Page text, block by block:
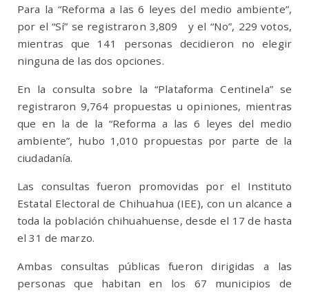
Para la “Reforma a las 6 leyes del medio ambiente”,
por el “Sí” se registraron 3,809 y el “No”, 229 votos,
mientras que 141 personas decidieron no elegir
ninguna de las dos opciones.
En la consulta sobre la “Plataforma Centinela” se
registraron 9,764 propuestas u opiniones, mientras
que en la de la “Reforma a las 6 leyes del medio
ambiente”, hubo 1,010 propuestas por parte de la
ciudadanía.
Las consultas fueron promovidas por el Instituto
Estatal Electoral de Chihuahua (IEE), con un alcance a
toda la población chihuahuense, desde el 17 de hasta
el 31 de marzo.
Ambas consultas públicas fueron dirigidas a las
personas que habitan en los 67 municipios de